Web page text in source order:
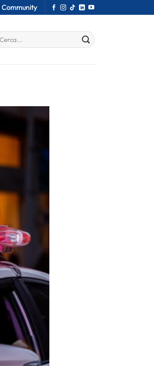
Community